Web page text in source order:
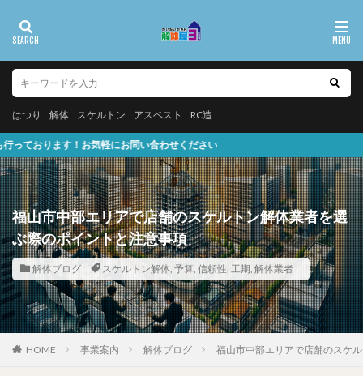
はつり 解体 スケルトン アスベスト RC造
にお問い合わせください
福山市中部エリアで店舗のスケルトン解体業者を選
ぶ際のポイントと注意事項
解体ブログ スケルトン解体, 予算, 信頼性, 工期, 解体業者
HOME 事業案内 解体ブログ 福山市中部エリアで店舗のスケ